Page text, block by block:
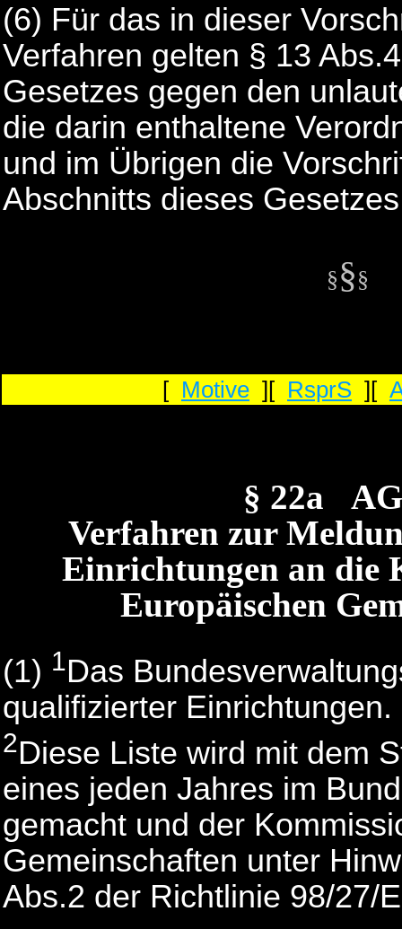
(6) Für das in dieser
Verfahren gelten § 13
Gesetzes gegen den
die darin enthaltene
und im Übrigen die
Abschnitts dieses
§§§
[ Motive ][ RsprS ][
§ 22a
Verfahren zur
Einrichtungen an die
Europäischen
(1) 1Das
qualifizierter Einrichtungen.
2Diese Liste wird mit dem
eines jeden Jahres im
gemacht und der
Gemeinschaften unter
Abs.2 der Richtlinie 98/27/